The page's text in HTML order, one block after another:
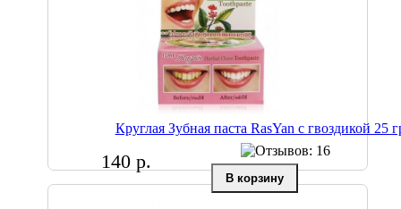
Круглая Зубная паста RasYan с гвоздикой 25
140 р.